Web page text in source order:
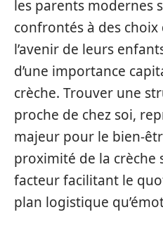
les parents modernes
confrontés à des
l’avenir de leurs
d’une importance
crèche. Trouver une
proche de chez soi,
majeur pour le bien-
proximité de la crèche
facteur facilitant le
plan logistique